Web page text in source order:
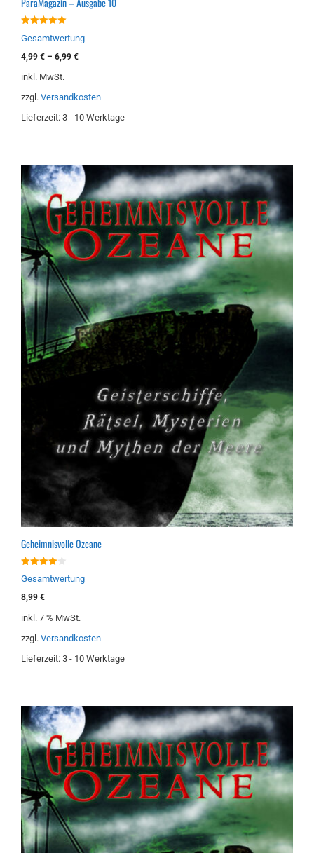
von 5
Gesamtwertung
4,99 € – 6,99 €
inkl. MwSt.
zzgl. Versandkosten
Lieferzeit: 3 - 10 Werktage
Geheimnisvolle Ozeane
von 5
Gesamtwertung
8,99 €
inkl. 7 % MwSt.
zzgl. Versandkosten
Lieferzeit: 3 - 10 Werktage